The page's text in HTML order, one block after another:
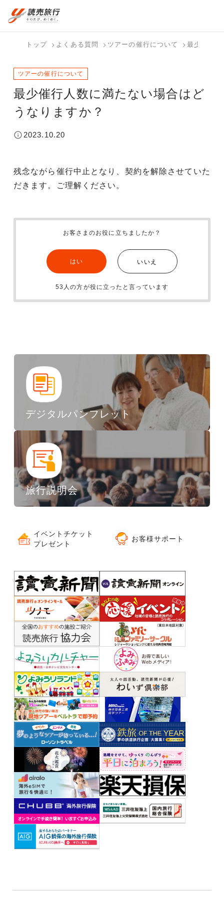
航空券+宿泊
フリーワード
検索する
国内旅行トップ
バスツアー
を探す
個人旅行
を探す
ジを探す
国内特集か
ら探す
テーマから
探す
写真から探
海外旅行トップ
海外特集か
ら探す
テーマから
トップ よくある質問 ツアーの催行について 最少催行
ツアーの催行について
最少催行人数に満たない場合はど
うなりますか？
2023.10.20
残念ながら催行中止となり、契約を解除させていた
だきます。ご理解ください。
お客さまのお役に立ちましたか？
はい いいえ
53人の方が役に立ったと言っています
デジタルパンフレット
旅行説明会
イベントチケット
プレゼント
お客様サポート